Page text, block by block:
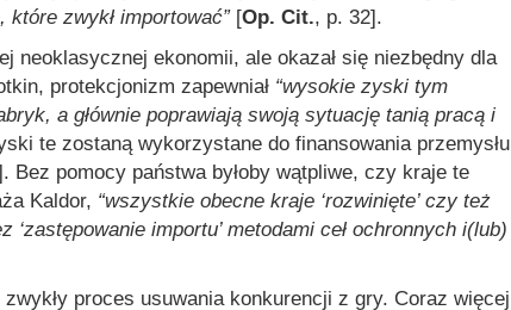
zwykł importować”[Op. Cit., p. 32].
neoklasycznej ekonomii, ale okazał się niezbędny dla
protekcjonizm zapewniał “wysokie zyski tym
a głównie poprawiają swoją sytuację tanią pracą i
te zostaną wykorzystane do finansowania przemysłu
Bez pomocy państwa byłoby wątpliwe, czy kraje te
Kaldor, “wszystkie obecne kraje ‘rozwinięte’ czy też
‘zastępowanie importu’ metodami ceł ochronnych i(lub)
proces usuwania konkurencji z gry. Coraz więcej